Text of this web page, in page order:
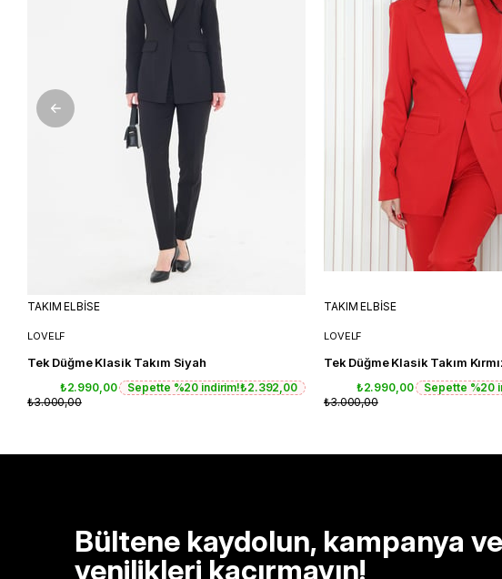
TAKIM ELBİSE
LOVELF
Tek Düğme Klasik Takım Siyah
₺2.990,00 Sepette %20 indirim!₺2.392,00
₺3.000,00
TAKIM ELBİSE
LOVELF
Tek Düğme Klasik Takım
₺2.990,00 Sepette %20
₺3.000,00
Bültene kaydolun, kampanya ve
yenilikleri kaçırmayın!